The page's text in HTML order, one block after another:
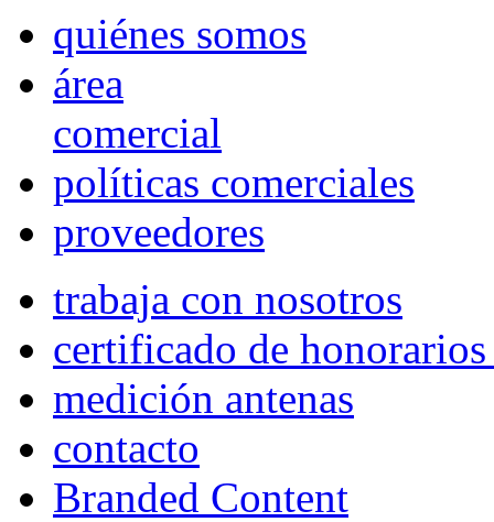
quiénes somos
área
comercial
políticas comerciales
proveedores
trabaja con nosotros
certificado de
medición antenas
contacto
Branded Content